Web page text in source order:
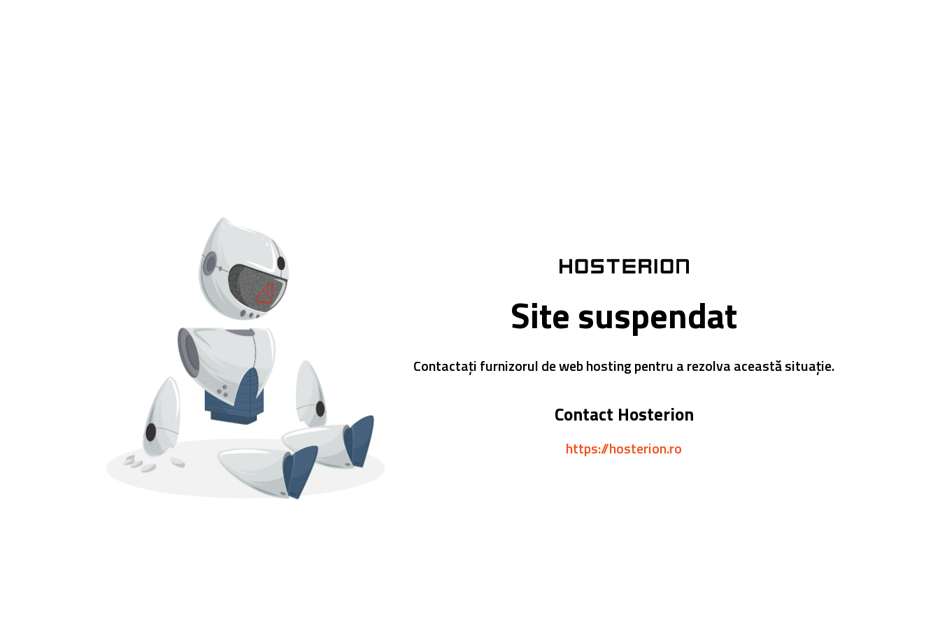
Site suspendat
Contactați furnizorul de web hosting pentru a rezolva această situație.
Contact Hosterion
https://hosterion.ro